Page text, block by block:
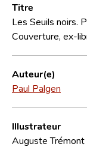
Équipe
Titre
Les Seuils noirs.
Couverture, ex-
Auteur(e)
Paul Palgen
Illustrateur
Auguste Trémont